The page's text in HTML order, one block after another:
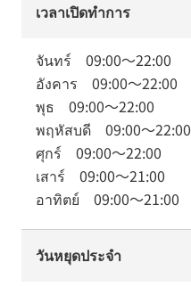
เวลาเปิดทำการ
จันทร์ 09:00～22:00
อังคาร 09:00～22:00
พุธ 09:00～22:00
พฤหัสบดี 09:00～22:00
ศุกร์ 09:00～22:00
เสาร์ 09:00～21:00
อาทิตย์ 09:00～21:00
วันหยุดประจำ